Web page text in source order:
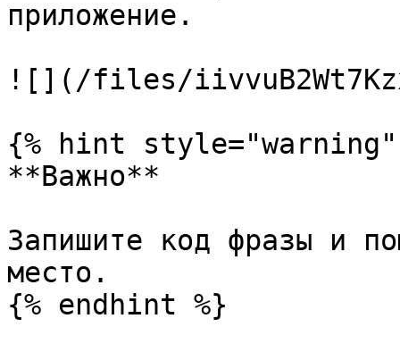
приложение.
![](/files/
{% hint style="warning"
**Важно**
Запишите код фразы и
место.
{% endhint %}